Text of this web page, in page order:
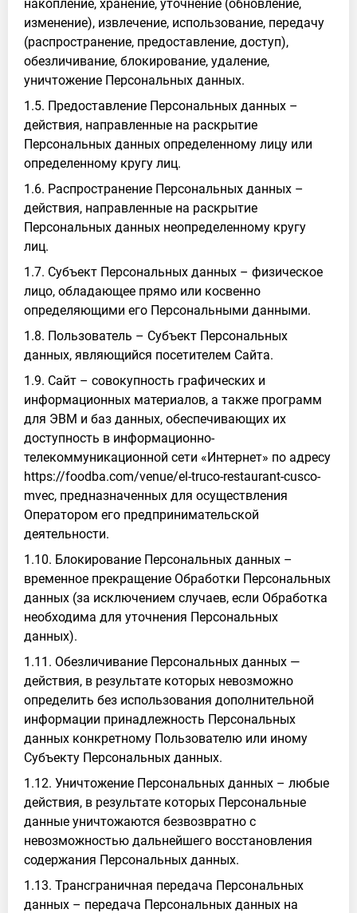
накопление, хранение, уточнение (обновление,
изменение), извлечение, использование, передачу
(распространение, предоставление, доступ),
обезличивание, блокирование, удаление,
уничтожение Персональных данных.
1.5. Предоставление Персональных данных –
действия, направленные на раскрытие
Персональных данных определенному лицу или
определенному кругу лиц.
1.6. Распространение Персональных данных –
действия, направленные на раскрытие
Персональных данных неопределенному кругу
лиц.
1.7. Субъект Персональных данных – физическое
лицо, обладающее прямо или косвенно
определяющими его Персональными данными.
1.8. Пользователь – Субъект Персональных
данных, являющийся посетителем Сайта.
1.9. Сайт – совокупность графических и
информационных материалов, а также программ
для ЭВМ и баз данных, обеспечивающих их
доступность в информационно-
телекоммуникационной сети «Интернет» по адресу
https://foodba.com/venue/el-truco-restaurant-cusco-
mvec, предназначенных для осуществления
Оператором его предпринимательской
деятельности.
1.10. Блокирование Персональных данных –
временное прекращение Обработки Персональных
данных (за исключением случаев, если Обработка
необходима для уточнения Персональных
данных).
1.11. Обезличивание Персональных данных —
действия, в результате которых невозможно
определить без использования дополнительной
информации принадлежность Персональных
данных конкретному Пользователю или иному
Субъекту Персональных данных.
1.12. Уничтожение Персональных данных – любые
действия, в результате которых Персональные
данные уничтожаются безвозвратно с
невозможностью дальнейшего восстановления
содержания Персональных данных.
1.13. Трансграничная передача Персональных
данных – передача Персональных данных на